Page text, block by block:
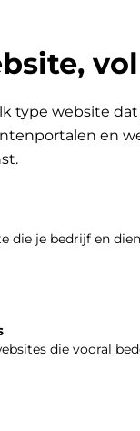
type website
en
die je bedrijf en
die vooral